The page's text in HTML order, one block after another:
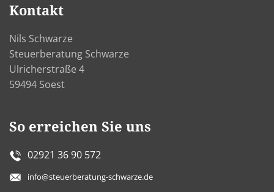
Kontakt
Nils Schwarze
Steuerberatung Schwarze
Ulricherstraße 4
59494 Soest
So erreichen Sie uns
02921 36 90 572
info@steuerberatung-schwarze.de